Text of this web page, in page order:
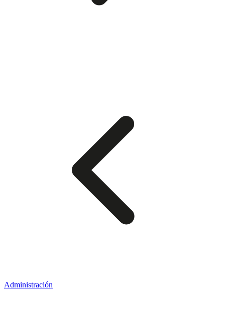
Administración